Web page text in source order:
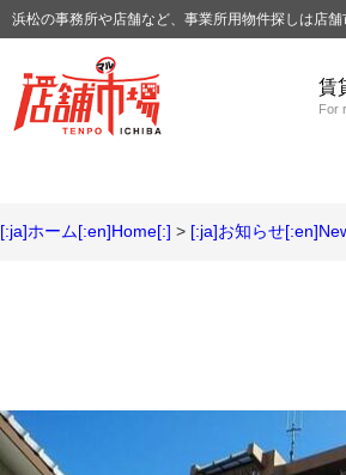
浜松の事務所や店舗など、事業所用物件探しは店舗
賃
For
[:ja]ホーム[:en]Home[:] > [:ja]お知らせ